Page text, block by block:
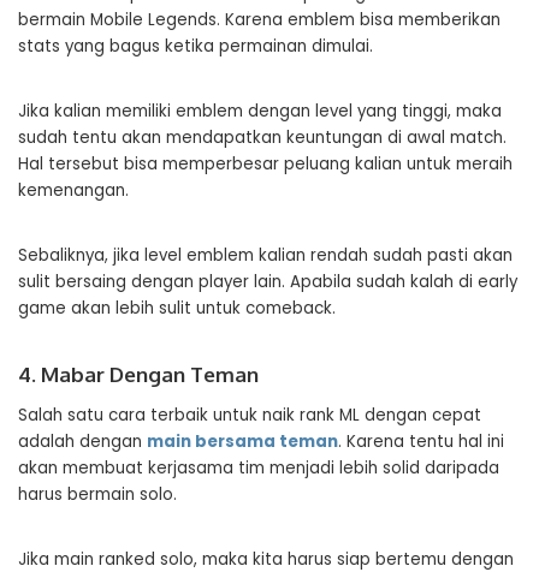
bermain Mobile Legends. Karena emblem bisa memberikan
stats yang bagus ketika permainan dimulai.
Jika kalian memiliki emblem dengan level yang tinggi, maka
sudah tentu akan mendapatkan keuntungan di awal match.
Hal tersebut bisa memperbesar peluang kalian untuk meraih
kemenangan.
Sebaliknya, jika level emblem kalian rendah sudah pasti akan
sulit bersaing dengan player lain. Apabila sudah kalah di early
game akan lebih sulit untuk comeback.
4. Mabar Dengan Teman
Salah satu cara terbaik untuk naik rank ML dengan cepat
adalah dengan main bersama teman. Karena tentu hal ini
akan membuat kerjasama tim menjadi lebih solid daripada
harus bermain solo.
Jika main ranked solo, maka kita harus siap bertemu dengan